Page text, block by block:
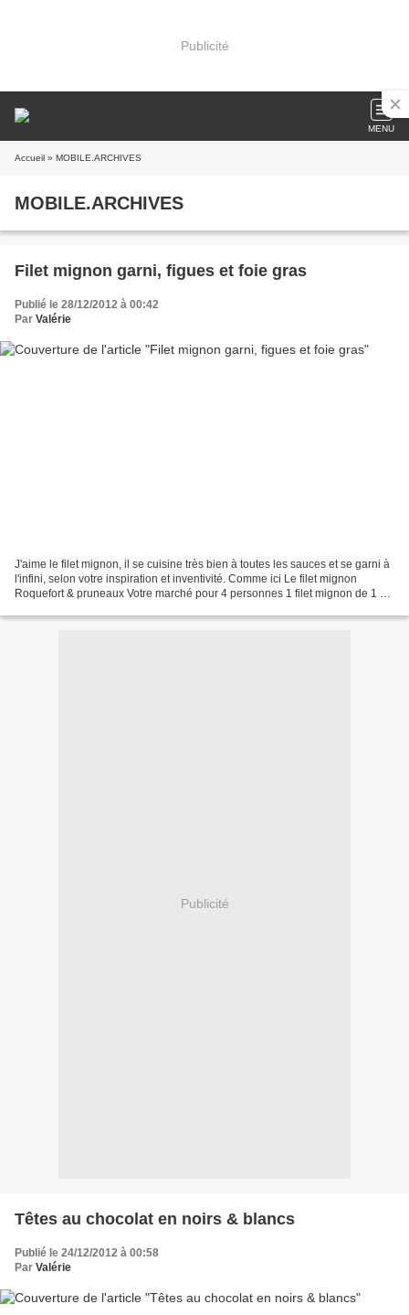
Publicité
MENU
Accueil » MOBILE.ARCHIVES
MOBILE.ARCHIVES
Filet mignon garni, figues et foie gras
Publié le 28/12/2012 à 00:42
Par Valérie
J'aime le filet mignon, il se cuisine très bien à toutes les sauces et se garni à
l'infini, selon votre inspiration et inventivité. Comme ici Le filet mignon
Roquefort & pruneaux Votre marché pour 4 personnes 1 filet mignon de 1 Kg
Publicité
Têtes au chocolat en noirs & blancs
Publié le 24/12/2012 à 00:58
Par Valérie